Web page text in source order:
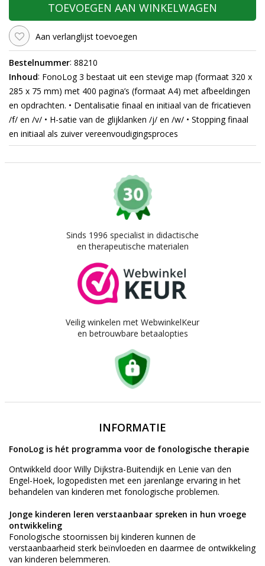
TOEVOEGEN AAN WINKELWAGEN
Aan verlanglijst toevoegen
Bestelnummer: 88210
Inhoud: FonoLog 3 bestaat uit een stevige map (formaat 320 x
285 x 75 mm) met 400 pagina’s (formaat A4) met afbeeldingen
en opdrachten. • Dentalisatie finaal en initiaal van de fricatieven
/f/ en /v/ • H-satie van de glijklanken /j/ en /w/ • Stopping finaal
en initiaal als zuiver vereenvoudigingsproces
Sinds 1996 specialist in didactische
en therapeutische materialen
Veilig winkelen met WebwinkelKeur
en betrouwbare betaalopties
INFORMATIE
FonoLog is hét programma voor de fonologische therapie
Ontwikkeld door Willy Dijkstra-Buitendijk en Lenie van den
Engel-Hoek, logopedisten met een jarenlange ervaring in het
behandelen van kinderen met fonologische problemen.
Jonge kinderen leren verstaanbaar spreken in hun vroege
ontwikkeling
Fonologische stoornissen bij kinderen kunnen de
verstaanbaarheid sterk beïnvloeden en daarmee de ontwikkeling
van kinderen belemmeren.